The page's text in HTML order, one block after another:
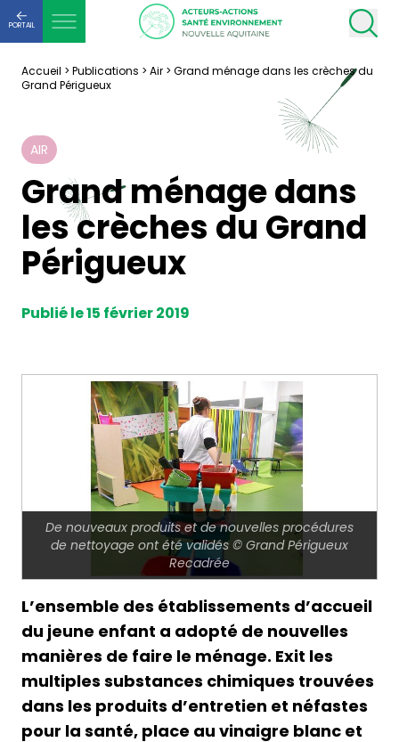
PORTAIL
Accueil > Publications > Air > Grand ménage dans les crèches du
Grand Périgueux
AIR
Grand ménage dans
les crèches du Grand
Périgueux
Publié le 15 février 2019
De nouveaux produits et de nouvelles procédures
de nettoyage ont été validés © Grand Périgueux
Recadrée
L’ensemble des établissements d’accueil
du jeune enfant a adopté de nouvelles
manières de faire le ménage. Exit les
multiples substances chimiques trouvées
dans les produits d’entretien et néfastes
pour la santé, place au vinaigre blanc et